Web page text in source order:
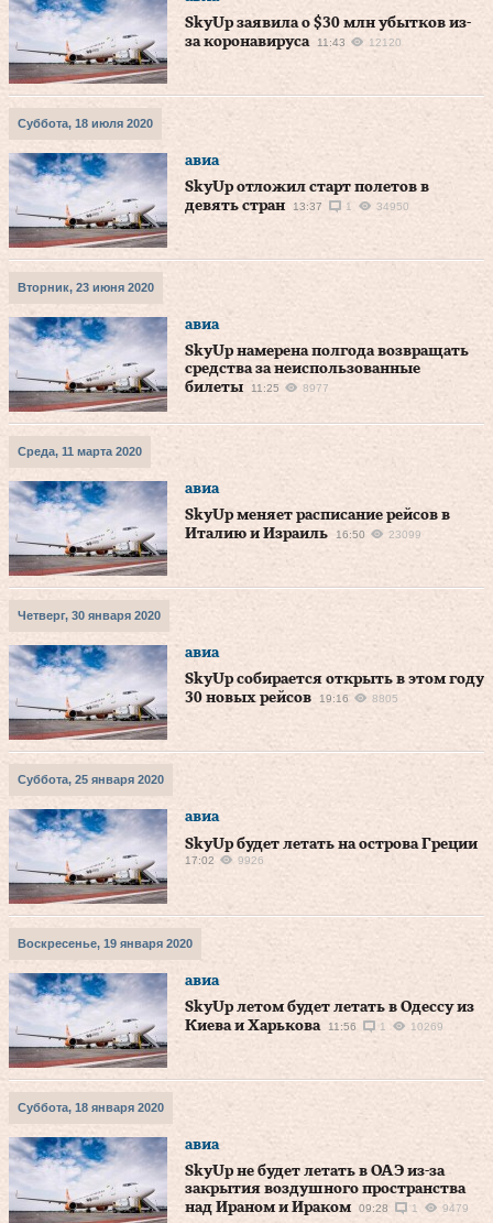
SkyUp заявила о $30 млн убытков из-
за коронавируса
11:43 12120
Суббота, 18 июля 2020
авиа
SkyUp отложил старт полетов в
девять стран
13:37 1 34950
Вторник, 23 июня 2020
авиа
SkyUp намерена полгода возвращать
средства за неиспользованные
билеты
11:25 8977
Среда, 11 марта 2020
авиа
SkyUp меняет расписание рейсов в
Италию и Израиль
16:50 23099
Четверг, 30 января 2020
авиа
SkyUp собирается открыть в этом году
30 новых рейсов
19:16 8805
Суббота, 25 января 2020
авиа
SkyUp будет летать на острова Греции
17:02 9926
Воскресенье, 19 января 2020
авиа
SkyUp летом будет летать в Одессу из
Киева и Харькова
11:56 1 10269
Суббота, 18 января 2020
авиа
SkyUp не будет летать в ОАЭ из-за
закрытия воздушного пространства
над Ираном и Ираком
09:28 1 9479